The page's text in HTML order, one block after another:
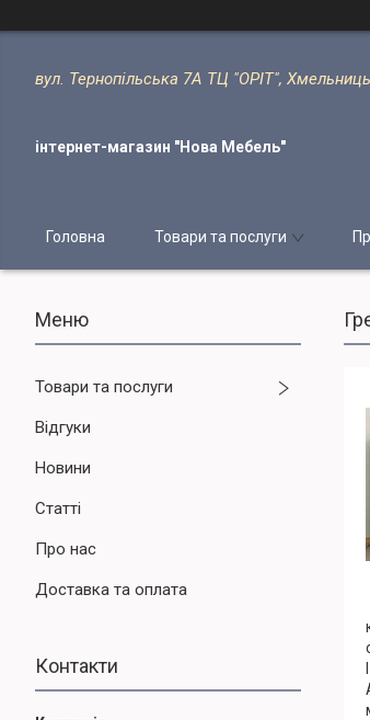
вул. Тернопільська 7А ТЦ "ОРІТ",
інтернет-магазин "Нова Мебель"
Головна Товари та послуги
Товари та послуги
Відгуки
Новини
Статті
Про нас
Доставка та оплата
Контакти